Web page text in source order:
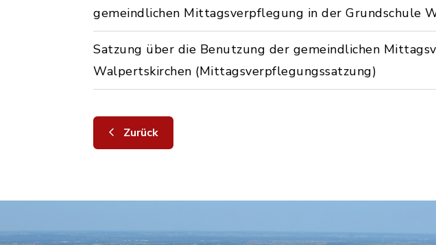
gemeindlichen Mittagsverpflegung in der Grundschule
Satzung über die Benutzung der gemeindlichen
Walpertskirchen (Mittagsverpflegungssatzung)
Zurück